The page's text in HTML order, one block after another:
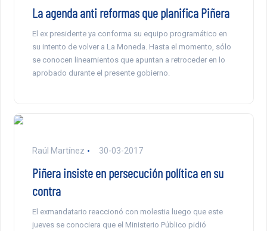
La agenda anti reformas que planifica Piñera
El ex presidente ya conforma su equipo programático en
su intento de volver a La Moneda. Hasta el momento, sólo
se conocen lineamientos que apuntan a retroceder en lo
aprobado durante el presente gobierno.
Raúl Martínez 30-03-2017
Piñera insiste en persecución política en su
contra
El exmandatario reaccionó con molestia luego que este
jueves se conociera que el Ministerio Público pidió